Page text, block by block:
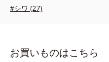
#シワ (27)
お買いものはこちら